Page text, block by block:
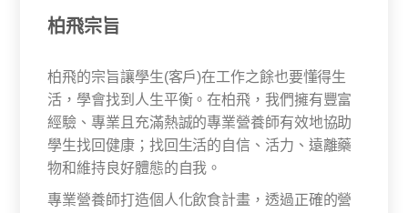
柏飛宗旨
柏飛的宗旨讓學生(客戶)在工作之餘也要懂得生
活，學會找到人生平衡。在柏飛，我們擁有豐富
經驗、專業且充滿熱誠的專業營養師有效地協助
學生找回健康；找回生活的自信、活力、遠離藥
物和維持良好體態的自我。​
專業營養師打造個人化飲食計畫，透過正確的營